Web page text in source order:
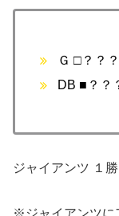
Ｇ □？？
DB ■？？
ジャイアンツ １
※ジャイアンツに